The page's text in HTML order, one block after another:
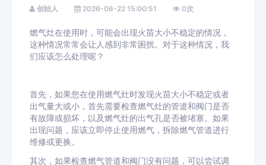
创始人 2026-06-22 15:00:51 0次
燃气灶在使用时，可能会出现火苗大小不稳定的情况，
这种情况常常会让人感到非常困扰。对于这种情况，我
们应该怎么处理呢？
首先，如果您在使用燃气灶时发现火苗大小不稳定或者
出气量大或小，首先需要检查燃气灶的管道和阀门是否
有故障或损坏，以及燃气灶的出气孔是否被堵塞。如果
出现问题，应该立即停止使用燃气，拆除燃气管道进行
维修或更换。
其次，如果检查燃气管道和阀门没有问题，可以尝试调